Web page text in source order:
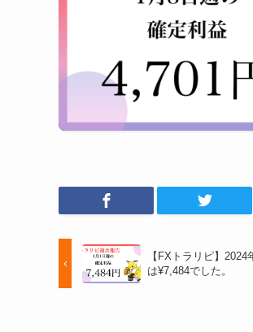
【FXトラリピ】
は¥7,484でした。